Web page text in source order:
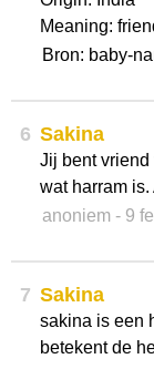
Meaning:
Bron: baby-
6 Sakina
Jij bent
wat harram
anoniem - 9
7 Sakina
sakina is een
betekent de